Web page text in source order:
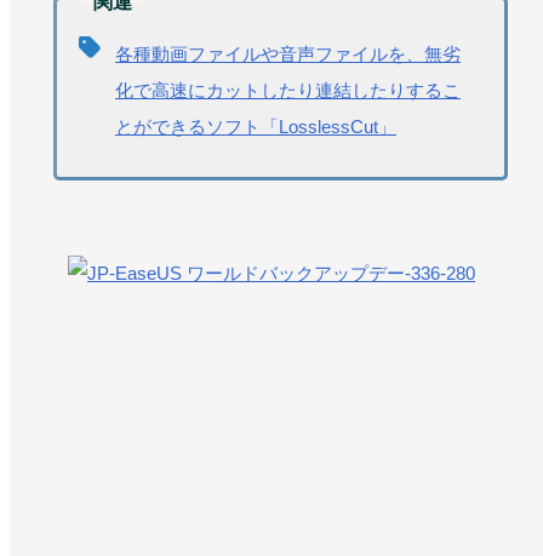
各種動画ファイルや音声ファイルを、無劣
化で高速にカットしたり連結したりするこ
とができるソフト「LosslessCut」